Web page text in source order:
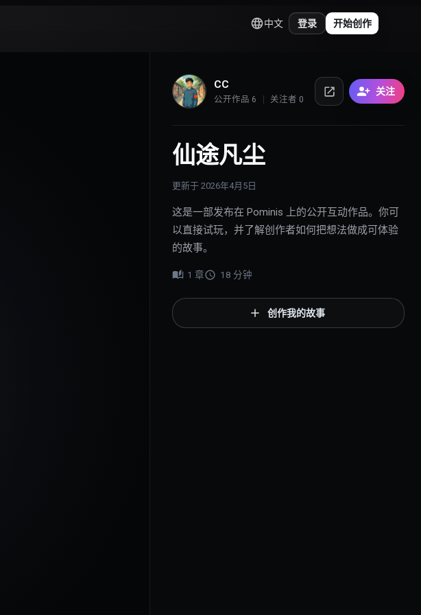
中文 登录 开始创作
CC
公开作品 6 关注者 0
关注
仙途凡尘
更新于 2026年4月5日
这是一部发布在 Pominis 上的公开互动作品。你可
以直接试玩，并了解创作者如何把想法做成可体验
的故事。
1 章 18 分钟
创作我的故事